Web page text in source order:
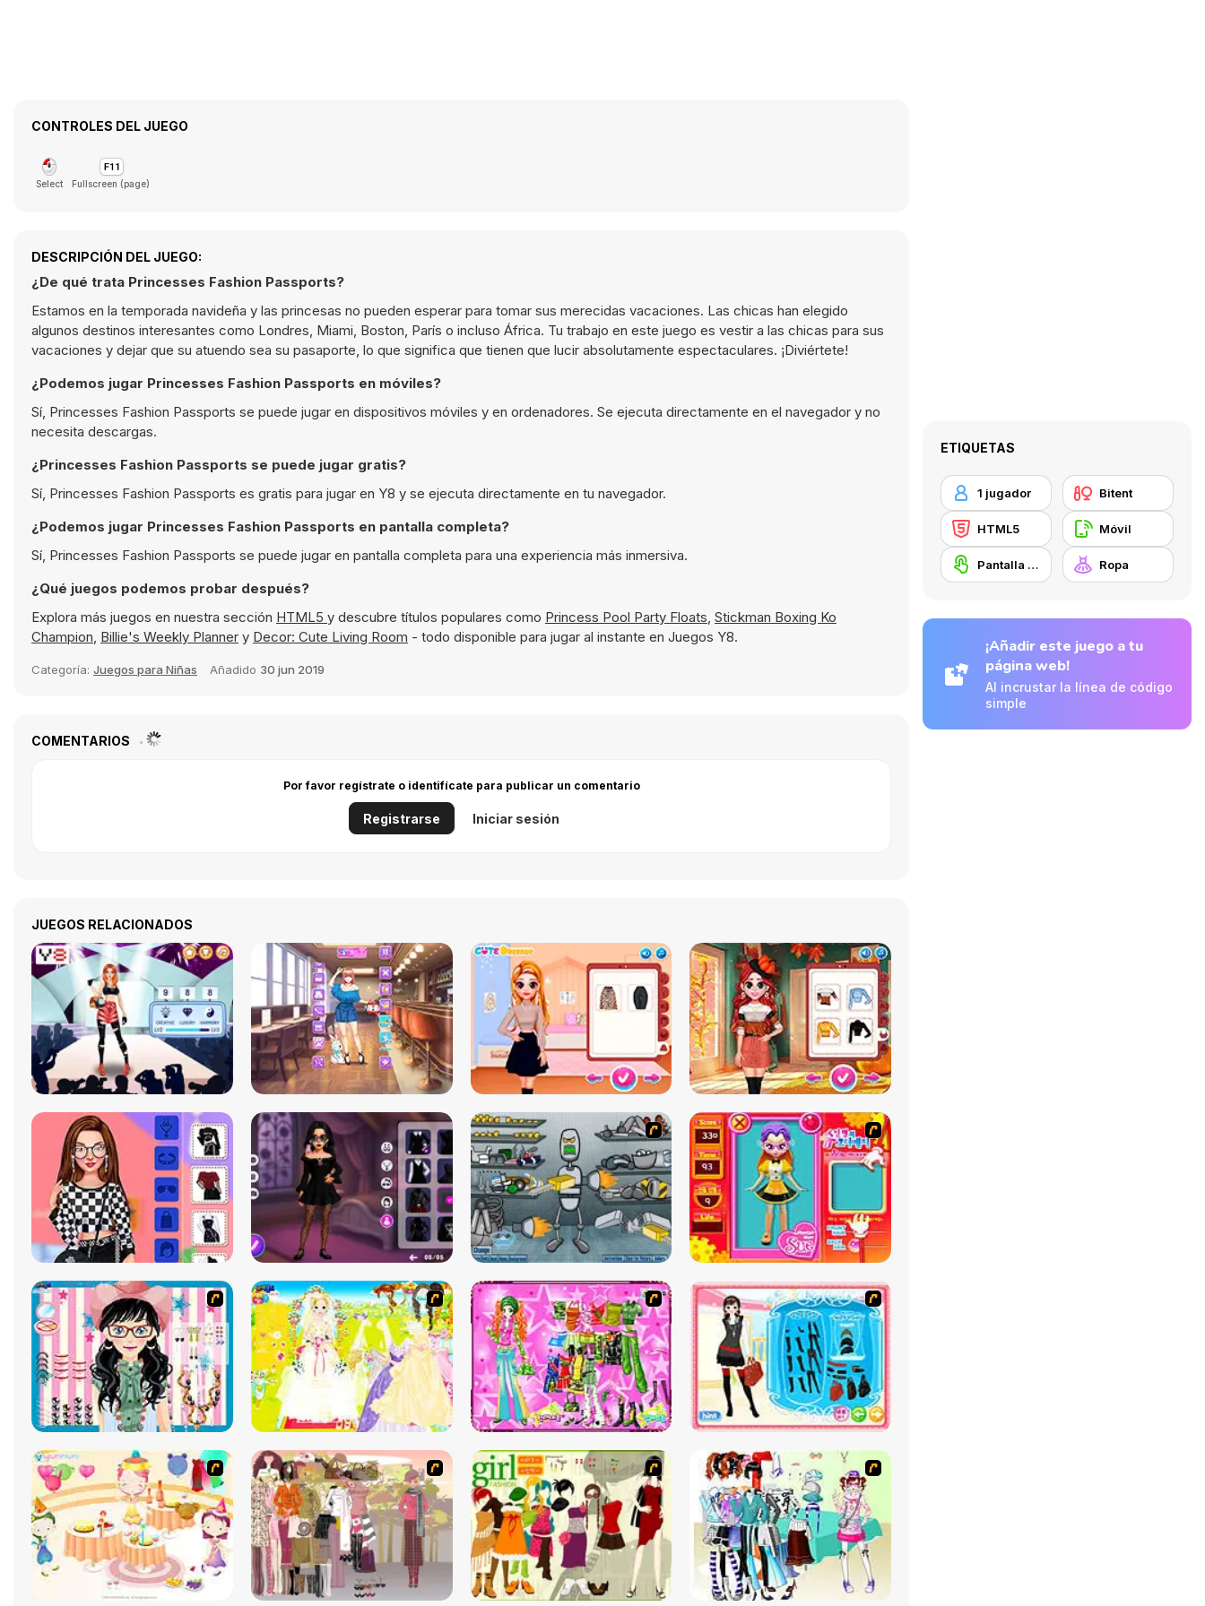
CONTROLES DEL JUEGO
Select Fullscreen (page)
DESCRIPCIÓN DEL JUEGO:
¿De qué trata Princesses Fashion Passports?
Estamos en la temporada navideña y las princesas no pueden esperar para tomar sus merecidas vacaciones. Las chicas han elegido
algunos destinos interesantes como Londres, Miami, Boston, París o incluso África. Tu trabajo en este juego es vestir a las chicas para sus
vacaciones y dejar que su atuendo sea su pasaporte, lo que significa que tienen que lucir absolutamente espectaculares. ¡Diviértete!
¿Podemos jugar Princesses Fashion Passports en móviles?
Sí, Princesses Fashion Passports se puede jugar en dispositivos móviles y en ordenadores. Se ejecuta directamente en el navegador y no
necesita descargas.
¿Princesses Fashion Passports se puede jugar gratis?
Sí, Princesses Fashion Passports es gratis para jugar en Y8 y se ejecuta directamente en tu navegador.
¿Podemos jugar Princesses Fashion Passports en pantalla completa?
Sí, Princesses Fashion Passports se puede jugar en pantalla completa para una experiencia más inmersiva.
¿Qué juegos podemos probar después?
Explora más juegos en nuestra sección HTML5 y descubre títulos populares como Princess Pool Party Floats, Stickman Boxing Ko
Champion, Billie's Weekly Planner y Decor: Cute Living Room - todo disponible para jugar al instante en Juegos Y8.
Categoría: Juegos para Niñas Añadido 30 jun 2019
COMENTARIOS
Por favor regístrate o identifícate para publicar un comentario
Registrarse Iniciar sesión
JUEGOS RELACIONADOS
ETIQUETAS
1 jugador Bitent
HTML5 Móvil
Pantalla táctil Ropa
¡Añadir este juego a tu
página web!
Al incrustar la línea de código
simple